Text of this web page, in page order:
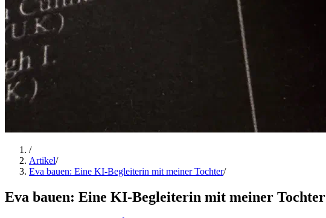
/
Artikel/
Eva bauen: Eine KI-Begleiterin mit meiner Tochter/
Eva bauen: Eine KI-Begleiterin mit meiner Tochter